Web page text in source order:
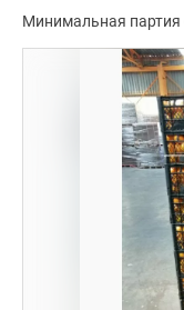
Минимальная партия